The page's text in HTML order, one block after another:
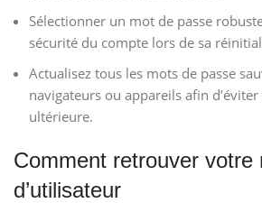
Sélectionner un mot de passe
sécurité du compte lors de sa
Actualisez tous les mots de passe
navigateurs ou appareils afin
ultérieure.
Comment retrouver votre
d’utilisateur